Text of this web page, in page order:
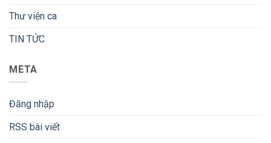
Thư viện ca
TIN TỨC
META
Đăng nhập
RSS bài viết